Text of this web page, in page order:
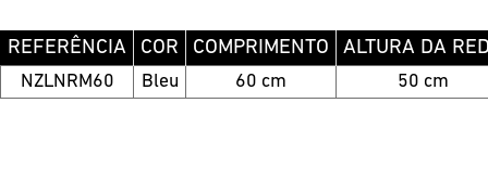
REFERÊNCIA COR COMPRIMENTO ALTURA DA
NZLNRM60 Bleu 60 cm 50 cm